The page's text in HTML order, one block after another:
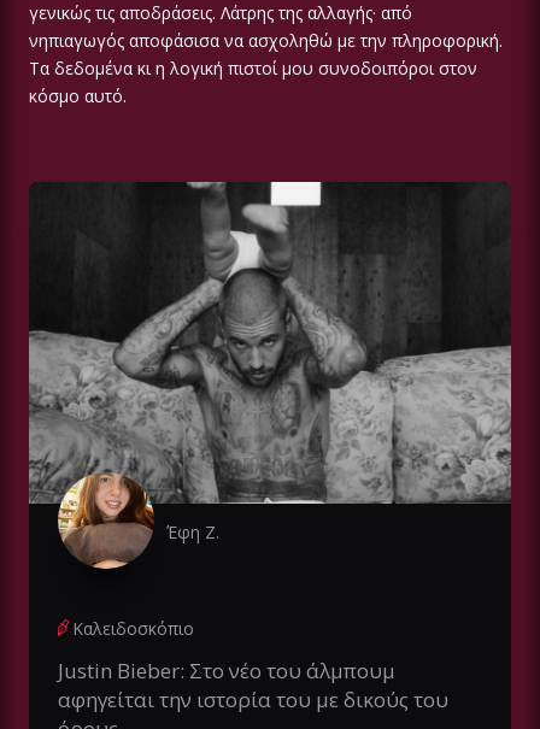
γενικώς τις αποδράσεις. Λάτρης της αλλαγής· από
νηπιαγωγός αποφάσισα να ασχοληθώ με την πληροφορική.
Τα δεδομένα κι η λογική πιστοί μου συνοδοιπόροι στον
κόσμο αυτό.
Έφη Ζ.
Καλειδοσκόπιο
Justin Bieber: Στο νέο του άλμπουμ
αφηγείται την ιστορία του με δικούς του